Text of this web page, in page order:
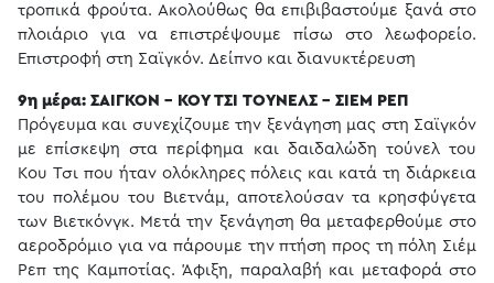
τροπικά φρούτα. Ακολούθως θα επιβιβαστούμε ξανά στο
πλοιάριο για να επιστρέψουμε πίσω στο λεωφορείο.
Επιστροφή στη Σαϊγκόν. Δείπνο και διανυκτέρευση
9η μέρα: ΣΑΙΓΚΟΝ - ΚΟΥ ΤΣΙ ΤΟΥΝΕΛΣ - ΣΙΕΜ ΡΕΠ
Πρόγευμα και συνεχίζουμε την ξενάγηση μας στη Σαϊγκόν
με επίσκεψη στα περίφημα και δαιδαλώδη τούνελ του
Κου Τσι που ήταν ολόκληρες πόλεις και κατά τη διάρκεια
του πολέμου του Βιετνάμ, αποτελούσαν τα κρησφύγετα
των Βιετκόνγκ. Μετά την ξενάγηση θα μεταφερθούμε στο
αεροδρόμιο για να πάρουμε την πτήση προς τη πόλη Σιέμ
Ρεπ της Καμποτίας. Άφιξη, παραλαβή και μεταφορά στο